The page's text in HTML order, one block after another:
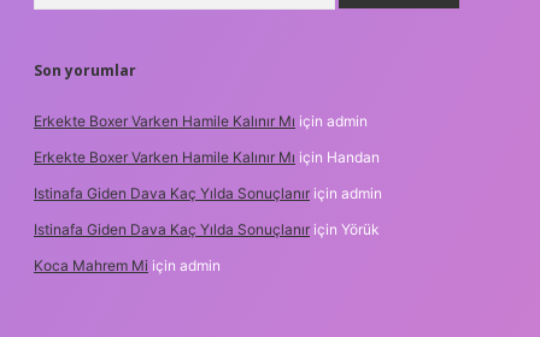
Son yorumlar
Erkekte Boxer Varken Hamile Kalınır Mı için admin
Erkekte Boxer Varken Hamile Kalınır Mı için Handan
Istinafa Giden Dava Kaç Yılda Sonuçlanır için admin
Istinafa Giden Dava Kaç Yılda Sonuçlanır için Yörük
Koca Mahrem Mi için admin